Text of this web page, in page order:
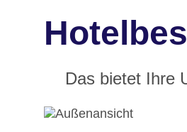
Das bietet Ihre